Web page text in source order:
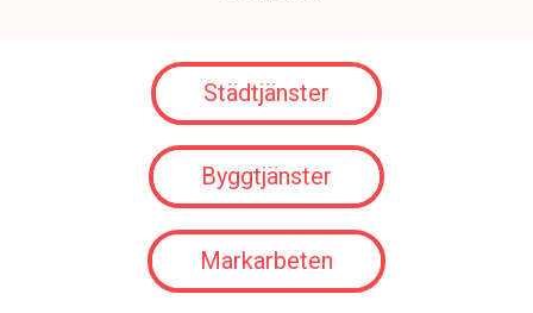
Städtjänster
Byggtjänster
Markarbeten